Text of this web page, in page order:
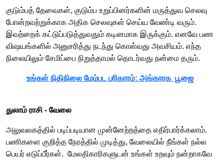
குடும்பத் தேவைகள், குடும்ப உறுப்பினர்களின் மருத்துவ செலவு
போன்றவற்றுக்காக அதிக செலவுகள் செய்ய வேண்டி வரும்.
இவற்றைக் கட்டுப்படுத்துவதும் கடினமாக இருக்கும். எனவே பண
விஷயங்களில் அனுசரித்து நடந்து கொள்வது அவசியம். எந்த
நிலையிலும் சேமிப்பை நிறுத்தாமல் தொடர்வது நன்மை தரும்.
உங்கள் நிதிநிலை மேம்பட பரிகாரம்: அங்காரக பூஜை
துலாம் ராசி -​​ வேலை
அலுவலகத்தில் படிப்படியான முன்னேற்றத்தை எதிர்பார்க்கலாம்.
பணிகளை குறித்த நேரத்தில் முடித்து, வேலையில் நீங்கள் நல்ல
பெயர் எடுப்பீர்கள். மேலதிகாரிகளுடன் உங்கள் உறவும் நன்றாகவே